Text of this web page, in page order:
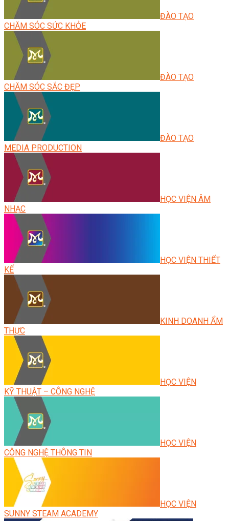
ĐÀO TẠO
CHĂM SÓC SỨC KHỎE
ĐÀO TẠO
CHĂM SÓC SẮC ĐẸP
ĐÀO TẠO
MEDIA PRODUCTION
HỌC VIỆN ÂM
NHẠC
HỌC VIỆN THIẾT
KẾ
KINH DOANH ẨM
THỰC
HỌC VIỆN
KỸ THUẬT – CÔNG NGHỆ
HỌC VIỆN
CÔNG NGHỆ THÔNG TIN
HỌC VIỆN
SUNNY STEAM ACADEMY